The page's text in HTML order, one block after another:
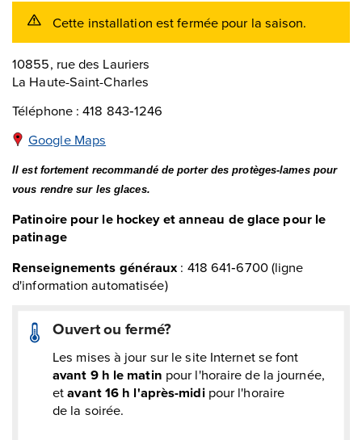
Cette installation estfermée pour la saison.
10855, rue des Lauriers
La Haute-Saint-Charles
Téléphone : 418 843‑1246
Google Maps
Il est fortement recommandé de porter des protèges-lames pour
vous rendre sur les glaces.
Patinoire pour le hockey et anneau de glace pour le
patinage
Renseignements généraux : 418 641‑6700 (ligne
d'information automatisée)
Ouvert ou fermé?
Les mises à jour sur le site Internet se font
avant 9 h le matin pour l'horaire de la journée,
etavant 16 h l'après-midipour l'horaire
de la soirée.